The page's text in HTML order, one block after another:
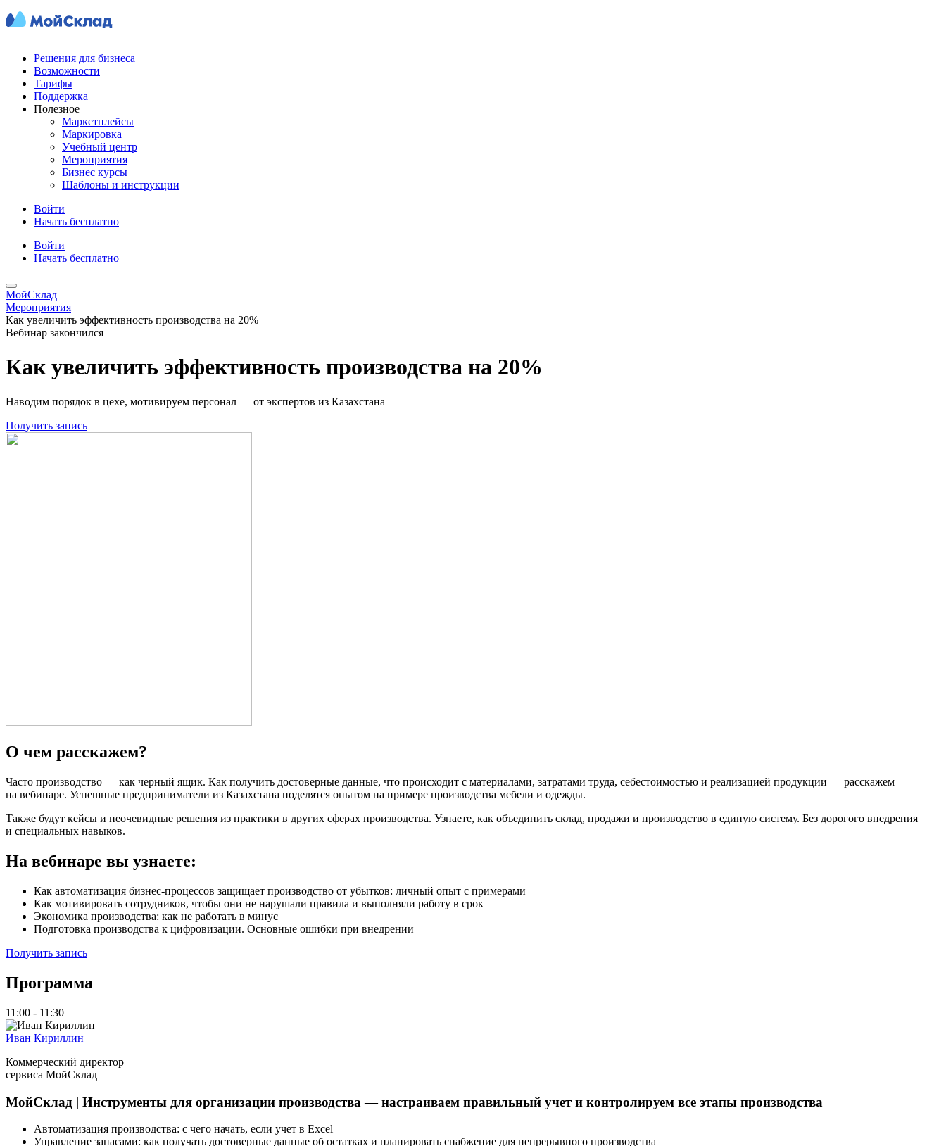
Решения для бизнеса
Возможности
Тарифы
Поддержка
Полезное
Маркетплейсы
Маркировка
Учебный центр
Мероприятия
Бизнес курсы
Шаблоны и инструкции
Войти
Начать бесплатно
Войти
Начать бесплатно
МойСклад
Мероприятия
Как увеличить эффективность производства на 20%
Вебинар закончился
Как увеличить эффективность производства на 20%
Наводим порядок в цехе, мотивируем персонал — от экспертов из Казахстана
Получить запись
О чем расскажем?
Часто производство — как черный ящик. Как получить достоверные данные, что происходит с материалами, затратами труда, себестоимостью и реализацией продукции — расскажем
на вебинаре. Успешные предприниматели из Казахстана поделятся опытом на примере производства мебели и одежды.
Также будут кейсы и неочевидные решения из практики в других сферах производства. Узнаете, как объединить склад, продажи и производство в единую систему. Без дорогого внедрения
и специальных навыков.
На вебинаре вы узнаете:
Как автоматизация бизнес-процессов защищает производство от убытков: личный опыт с примерами
Как мотивировать сотрудников, чтобы они не нарушали правила и выполняли работу в срок
Экономика производства: как не работать в минус
Подготовка производства к цифровизации. Основные ошибки при внедрении
Получить запись
Программа
11:00 - 11:30
Иван Кириллин
Коммерческий директор
сервиса МойСклад
МойСклад | Инструменты для организации производства — настраиваем правильный учет и контролируем все этапы производства
Автоматизация производства: с чего начать, если учет в Excel
Управление запасами: как получать достоверные данные об остатках и планировать снабжение для непрерывного производства